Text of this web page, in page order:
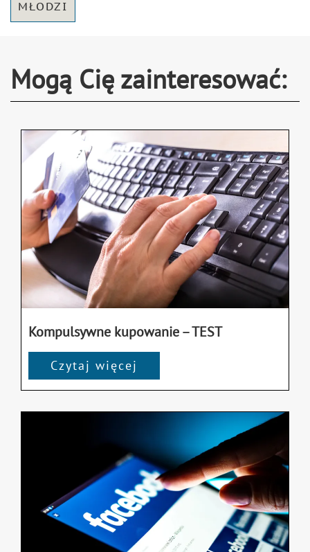
MŁODZI
Mogą Cię zainteresować:
Kompulsywne kupowanie – TEST
Czytaj więcej